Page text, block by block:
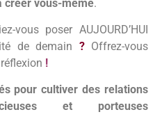
créer vous-même.
vous poser AUJOURD’HUI
de demain ?Offrez-vous
!
pour cultiver des relations
et porteuses